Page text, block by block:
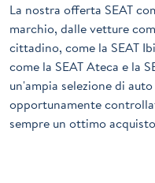
La nostra offerta SEAT
marchio, dalle vetture
cittadino, come la SEAT
come la SEAT Ateca e la
un'ampia selezione di
opportunamente
sempre un ottimo